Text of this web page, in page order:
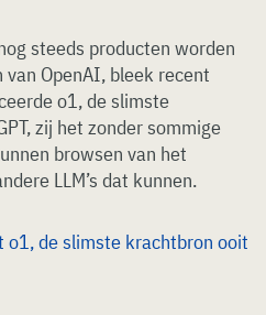
steeds producten worden
OpenAI, bleek recent
o1, de slimste
zij het zonder sommige
browsen van het
LLM’s dat kunnen.
o1, de slimste krachtbron ooit